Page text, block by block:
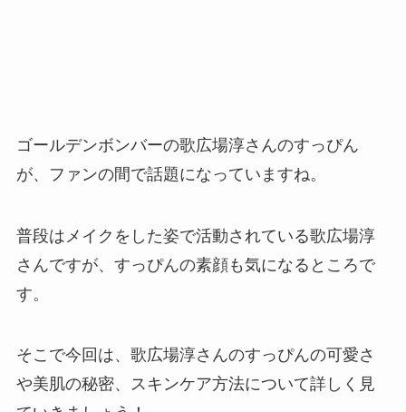
ゴールデンボンバーの歌広場淳さんのすっぴん
が、ファンの間で話題になっていますね。
普段はメイクをした姿で活動されている歌広場淳
さんですが、すっぴんの素顔も気になるところで
す。
そこで今回は、歌広場淳さんのすっぴんの可愛さ
や美肌の秘密、スキンケア方法について詳しく見